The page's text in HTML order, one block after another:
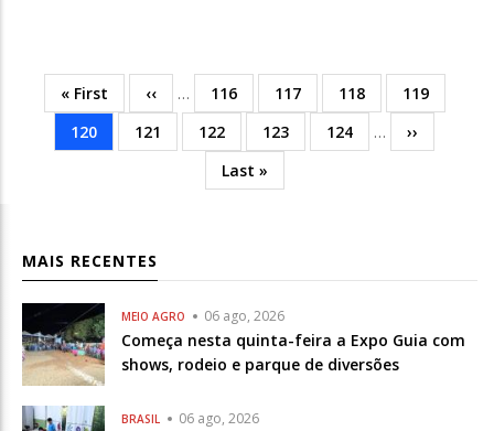
Paginação
Primeira
página
« First
Página
anterior
‹‹ … Página
116 Página
117 Página
118 Página
119
Página
atual
120 Página
121 Página
122 Página
123 Página
124 … Próxima
››
Última
página
Last »
MAIS RECENTES
MEIO AGRO 06 ago, 2026
Começa nesta quinta-feira a Expo Guia com
shows, rodeio e parque de diversões
BRASIL 06 ago, 2026